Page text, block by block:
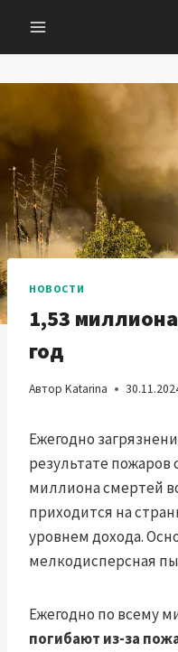
содержанию
НОВОСТИ
1,53
год
Автор Katarina
Ежегодно
результате пожаров
миллиона смертей
приходится на
уровнем дохода.
мелкодисперсная
Ежегодно по всему
погибают из-за